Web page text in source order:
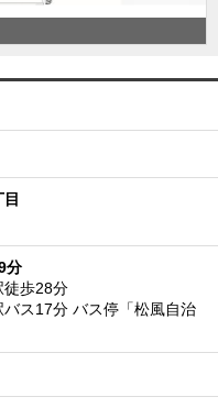
分
徒歩28分
ス17分 バス停「松風自治
！